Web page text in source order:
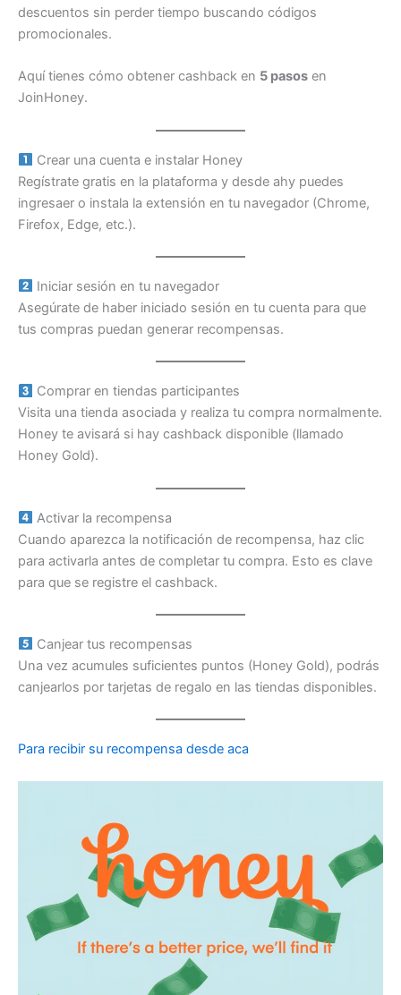
descuentos sin perder tiempo buscando códigos
promocionales.
Aquí tienes cómo obtener cashback en 5 pasos en
JoinHoney.
Crear una cuenta e instalar Honey
Regístrate gratis en la plataforma y desde ahy puedes
ingresaer o instala la extensión en tu navegador (Chrome,
Firefox, Edge, etc.).
Iniciar sesión en tu navegador
Asegúrate de haber iniciado sesión en tu cuenta para que
tus compras puedan generar recompensas.
Comprar en tiendas participantes
Visita una tienda asociada y realiza tu compra normalmente.
Honey te avisará si hay cashback disponible (llamado
Honey Gold).
Activar la recompensa
Cuando aparezca la notificación de recompensa, haz clic
para activarla antes de completar tu compra. Esto es clave
para que se registre el cashback.
Canjear tus recompensas
Una vez acumules suficientes puntos (Honey Gold), podrás
canjearlos por tarjetas de regalo en las tiendas disponibles.
Para recibir su recompensa desde aca